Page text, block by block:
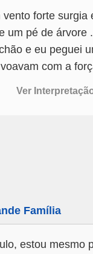
vento forte surgia
um pé de árvore .
e eu peguei
com a
Ver
Família
estou mesmo